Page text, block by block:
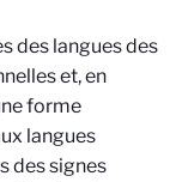
des langues des
et, en
forme
langues
des signes